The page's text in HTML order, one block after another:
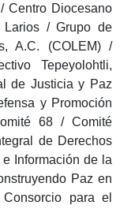
Centro Diocesano
Larios / Grupo de
A.C. (COLEM) /
Tepeyolohtli,
de Justicia y Paz
y Promoción
68 / Comité
de Derechos
Información de la
Paz en
para el